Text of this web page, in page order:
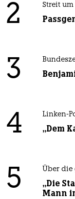
2 Streit um
3
4 Linken-
„Dem
5 Über die
„Die
Mann